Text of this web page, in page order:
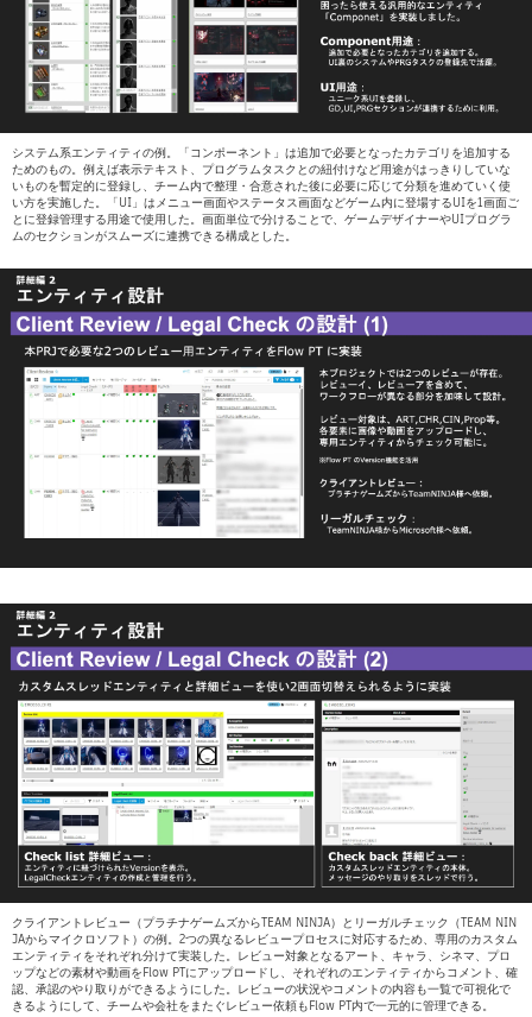
システム系エンティティの例。「コンポーネント」は追加で必要となったカテゴリを追加する
ためのもの。例えば表示テキスト、プログラムタスクとの紐付けなど用途がはっきりしていな
いものを暫定的に登録し、チーム内で整理・合意された後に必要に応じて分類を進めていく使
い方を実施した。「UI」はメニュー画面やステータス画面などゲーム内に登場するUIを1画面ご
とに登録管理する用途で使用した。画面単位で分けることで、ゲームデザイナーやUIプログラ
ムのセクションがスムーズに連携できる構成とした。
クライアントレビュー（プラチナゲームズからTEAM NINJA）とリーガルチェック（TEAM NIN
JAからマイクロソフト）の例。2つの異なるレビュープロセスに対応するため、専用のカスタム
エンティティをそれぞれ分けて実装した。レビュー対象となるアート、キャラ、シネマ、プロ
ップなどの素材や動画をFlow PTにアップロードし、それぞれのエンティティからコメント、確
認、承認のやり取りができるようにした。レビューの状況やコメントの内容も一覧で可視化で
きるようにして、チームや会社をまたぐレビュー依頼もFlow PT内で一元的に管理できる。